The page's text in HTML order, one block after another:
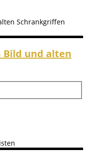
Bild und alten